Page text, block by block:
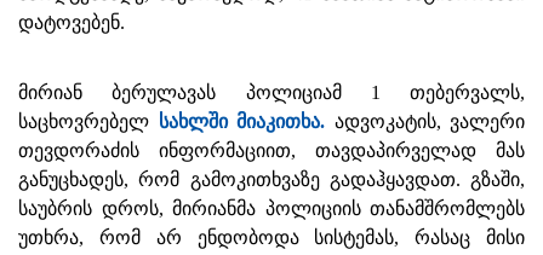
დატოვებენ.
მირიან ბერულავას პოლიციამ 1 თებერვალს,
საცხოვრებელ სახლში მიაკითხა. ადვოკატის, ვალერი
თევდორაძის ინფორმაციით, თავდაპირველად მას
განუცხადეს, რომ გამოკითხვაზე გადაჰყავდათ. გზაში,
საუბრის დროს, მირიანმა პოლიციის თანამშრომლებს
უთხრა, რომ არ ენდობოდა სისტემას, რასაც მისი